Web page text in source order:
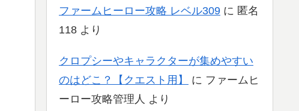
ファームヒーロー攻略 レベル309 に 匿名
118 より
クロプシーやキャラクターが集めやすい
のはどこ？【クエスト用】
に ファームヒ
ーロー攻略管理人 より